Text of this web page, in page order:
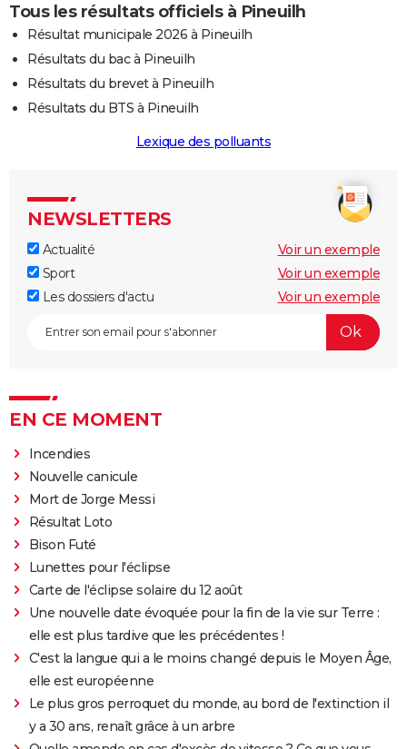
Tous les résultats officiels à Pineuilh
Résultat municipale 2026 à Pineuilh
Résultats du bac à Pineuilh
Résultats du brevet à Pineuilh
Résultats du BTS à Pineuilh
Lexique des polluants
NEWSLETTERS
Actualité
Voir un exemple
Sport
Voir un exemple
Les dossiers d'actu
Voir un exemple
EN CE MOMENT
Incendies
Nouvelle canicule
Mort de Jorge Messi
Résultat Loto
Bison Futé
Lunettes pour l'éclipse
Carte de l'éclipse solaire du 12 août
Une nouvelle date évoquée pour la fin de la vie sur Terre :
elle est plus tardive que les précédentes !
C'est la langue qui a le moins changé depuis le Moyen Âge,
elle est européenne
Le plus gros perroquet du monde, au bord de l'extinction il
y a 30 ans, renaît grâce à un arbre